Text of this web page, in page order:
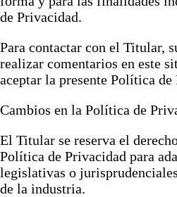
de Privacidad.
Para contactar con el Titular,
realizar comentarios en este
aceptar la presente Política de
Cambios en la Política de
El Titular se reserva el
Política de Privacidad para
legislativas o
de la industria.